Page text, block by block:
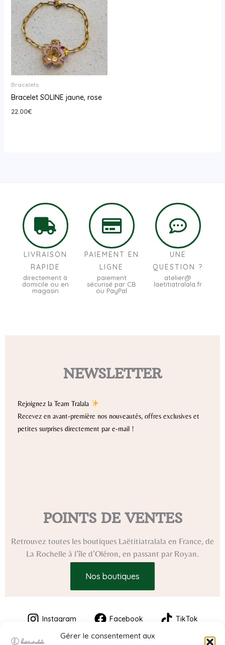
Gérer le consentement aux
Bracelets
Bracelet SOLINE jaune, rose
22.00€
LIVRAISON
RAPIDE
directement à
domicile ou en
magasin
PAIEMENT EN
LIGNE
paiement
sécurisé par CB
ou PayPal
UNE
QUESTION ?
atelier@
laetitiatralala.fr
NEWSLETTER
Rejoignez la Team Tralala
Recevez en avant-première nos nouveautés, offres exclusives et
petites surprises directement par e-mail !
POINTS DE VENTES
Retrouvez toutes les boutiques Laëtitiatralala en France, de
La Rochelle à l’île d’Oléron, en passant par Royan.
Nos boutiques
Instagram Facebook TikTok